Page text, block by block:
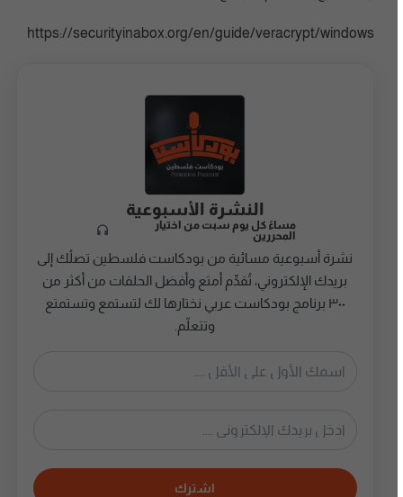
https://securityinabox.org/en/guide/veracrypt/windows
النشرة الأسبوعية
مساءً كل يوم سبت من اختيار
المحررين
نشرة أسبوعية مسائية من بودكاست فلسطين تصلُك إلى
بريدك الإلكتروني، تُقدِّم أمتع وأفضل الحلقات من أكثر من
٣٠٠ برنامج بودكاست عربي نختارها لك لتستمع وتستمتع
وتتعلّم.
اشترك